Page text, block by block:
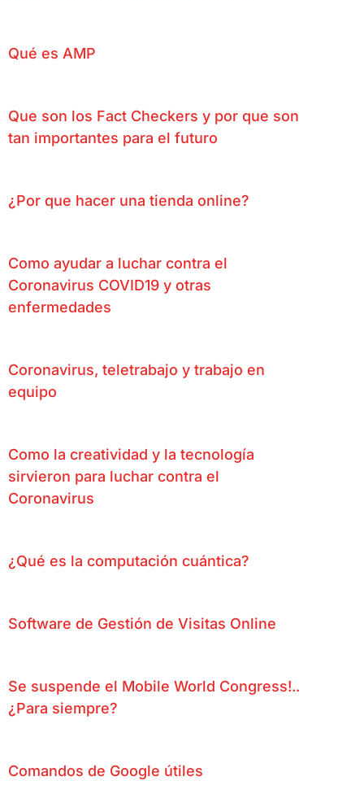
Qué es AMP
Que son los Fact Checkers y por que son
tan importantes para el futuro
¿Por que hacer una tienda online?
Como ayudar a luchar contra el
Coronavirus COVID19 y otras
enfermedades
Coronavirus, teletrabajo y trabajo en
equipo
Como la creatividad y la tecnología
sirvieron para luchar contra el
Coronavirus
¿Qué es la computación cuántica?
Software de Gestión de Visitas Online
Se suspende el Mobile World Congress!..
¿Para siempre?
Comandos de Google útiles